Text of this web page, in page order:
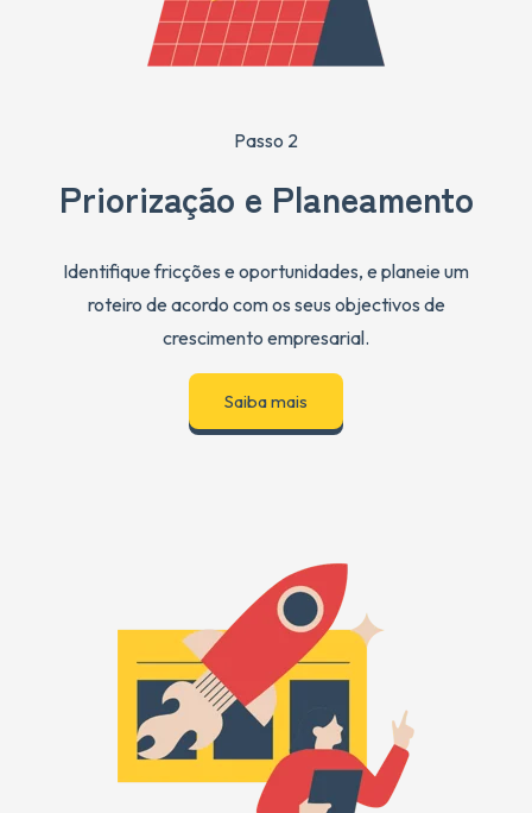
Passo 2
Priorização e Planeamento
Identifique fricções e oportunidades, e planeie um
roteiro de acordo com os seus objectivos de
crescimento empresarial.
Saiba mais